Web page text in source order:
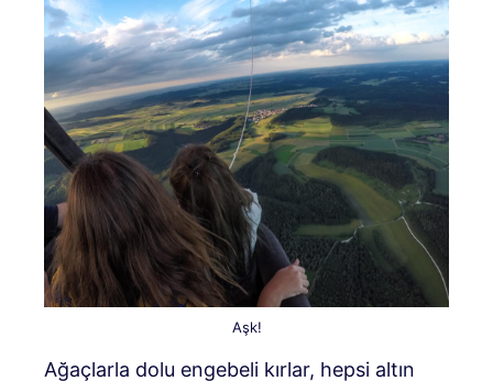
Aşk!
Ağaçlarla dolu engebeli kırlar, hepsi altın